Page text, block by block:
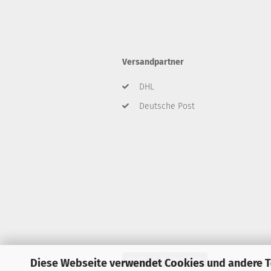
Diese Webseite verwendet Cookies und andere
Versandpartner
DHL
Deutsche Post
Vertrag widerrufen